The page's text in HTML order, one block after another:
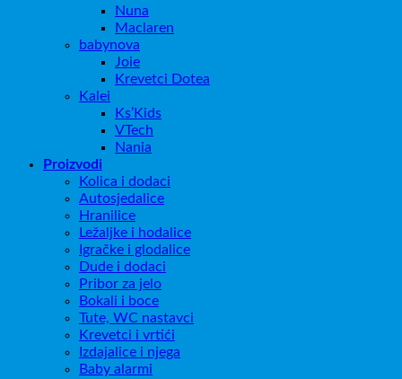
Nuna
Maclaren
babynova
Joie
Krevetci Dotea
Kalei
Ks’Kids
VTech
Nania
Proizvodi
Kolica i dodaci
Autosjedalice
Hranilice
Ležaljke i hodalice
Igračke i glodalice
Dude i dodaci
Pribor za jelo
Bokali i boce
Tute, WC nastavci
Krevetci i vrtići
Izdajalice i njega
Baby alarmi